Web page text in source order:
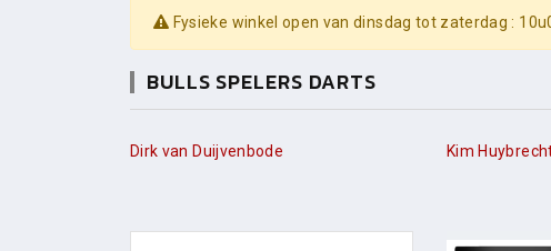
Fysieke winkel open van dinsdag tot zaterdag :
BULLS SPELERS DARTS
Dirk van Duijvenbode Kim